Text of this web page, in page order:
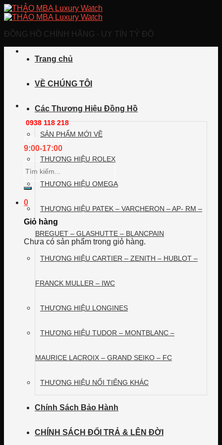
Skip
to
ĐỒNG HỒ CHÍNH HÃNG - UY TÍN TỶ ĐÔ
Call/Zalo/Viber
0938 118 218
GIờ làm việc
9:00-17:00
kiếm:
0
Giỏ hàng
Chưa có sản phẩm trong giỏ hàng.
Trang chủ
VỀ CHÚNG TÔI
Các Thương Hiệu Đồng Hồ
SẢN PHẨM MỚI VỀ
THƯƠNG HIỆU ROLEX
THƯƠNG HIỆU OMEGA
THƯƠNG HIỆU PATEK – VARCHERON – AP- RM –
BREGUET – GLASHUTTE – BLANCPAIN
THƯƠNG HIỆU CARTIER – ZENITH – HUBLOT –
FRANCK MULLER – IWC
THƯƠNG HIỆU LONGINES
THƯƠNG HIỆU TUDOR – MONTBLANC –
MAURICE LACROIX – GRAND SEIKO – FC
THƯƠNG HIỆU NỔI TIẾNG KHÁC
Chính Sách Bảo Hành
CHÍNH SÁCH ĐỔI TRẢ & LÊN ĐỜI